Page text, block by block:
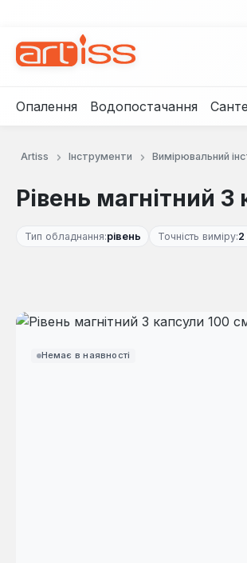
Опалення Водопостачання
Artiss Інструменти Вимірювальний
Рівень магнітний
Тип обладнання:рівень Точність виміру:2
Немає в наявності
Пропустити галерею зображень